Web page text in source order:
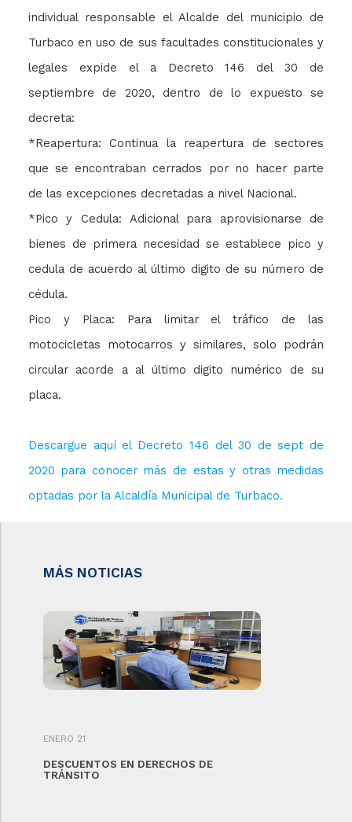
individual responsable el Alcalde del municipio de
Turbaco en uso de sus facultades constitucionales y
legales expide el a Decreto 146 del 30 de
septiembre de 2020, dentro de lo expuesto se
decreta:
*Reapertura: Continua la reapertura de sectores
que se encontraban cerrados por no hacer parte
de las excepciones decretadas a nivel Nacional.
*Pico y Cedula: Adicional para aprovisionarse de
bienes de primera necesidad se establece pico y
cedula de acuerdo al último digito de su número de
cédula.
Pico y Placa: Para limitar el tráfico de las
motocicletas motocarros y similares, solo podrán
circular acorde a al último digito numérico de su
placa.
Descargue aquí el Decreto 146 del 30 de sept de
2020 para conocer más de estas y otras medidas
optadas por la Alcaldía Municipal de Turbaco.
MÁS NOTICIAS
ENERO 21
DESCUENTOS EN DERECHOS DE
TRÁNSITO